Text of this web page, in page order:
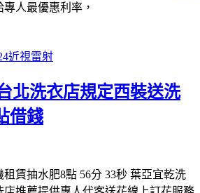
人最優惠利率，
類
近視雷射
北洗衣店規定西裝送洗
借錢
賃抽水肥8點 56分 33秒 葉亞宜乾洗